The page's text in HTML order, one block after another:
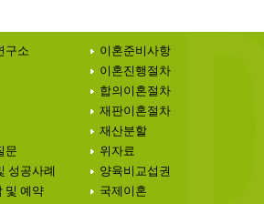
구소
이혼준비사항
이혼진행절차
합의이혼절차
재판이혼절차
재산분할
문
위자료
성공사례
양육비교섭권
및 예약
국제이혼